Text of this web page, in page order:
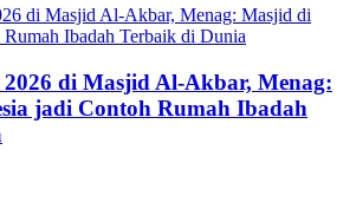
di Masjid Al-Akbar, Menag:
jadi Contoh Rumah Ibadah